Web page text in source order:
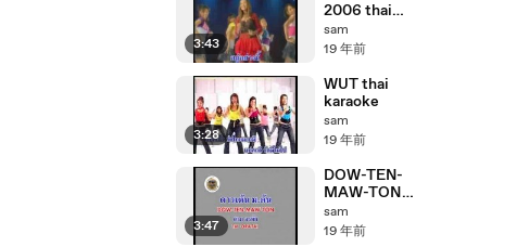
3:43
2006 thai
karaoke
sam
19 年前
3:28
WUT thai
karaoke
sam
19 年前
3:47
DOW-TEN-
MAW-TON
thai karaoke
sam
19 年前